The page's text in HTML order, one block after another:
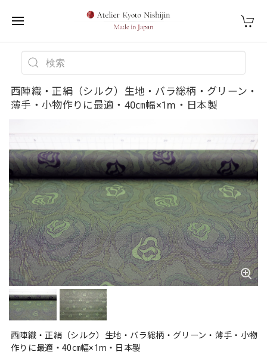
西陣織・正絹（シルク）生地・バラ総柄・グリーン・
薄手・小物作りに最適・40㎝幅×1m・日本製
西陣織・正絹（シルク）生地・バラ総柄・グリーン・薄手・小物
作りに最適・40㎝幅×1m・日本製